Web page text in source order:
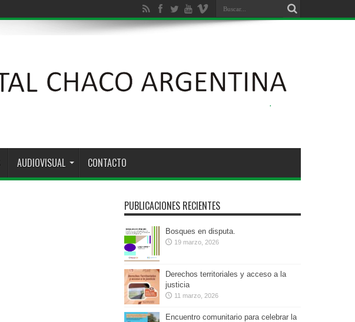
AUDIOVISUAL CONTACTO
PUBLICACIONES RECIENTES
Bosques en disputa.
19 marzo, 2026
Derechos territoriales y acceso a la
justicia
11 marzo, 2026
Encuentro comunitario para celebrar la